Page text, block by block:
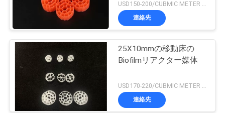
連絡先
25X10mmの移動床の
Biofilmリアクター媒体
連絡先